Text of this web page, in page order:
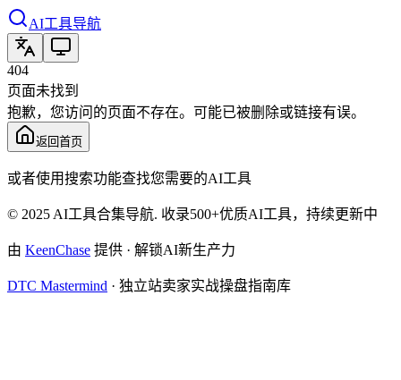
AI工具导航
404
页面未找到
抱歉，您访问的页面不存在。可能已被删除或链接有误。
返回首页
或者使用搜索功能查找您需要的AI工具
© 2025 AI工具合集导航. 收录500+优质AI工具，持续更新中
由 KeenChase 提供 · 解锁AI新生产力
DTC Mastermind · 独立站卖家实战操盘指南库